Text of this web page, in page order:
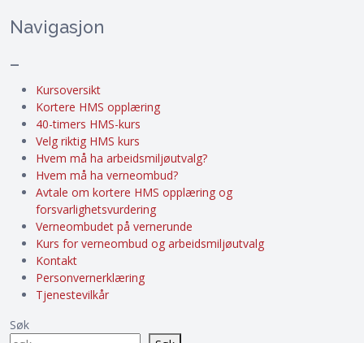
Navigasjon
–
Kursoversikt
Kortere HMS opplæring
40-timers HMS-kurs
Velg riktig HMS kurs
Hvem må ha arbeidsmiljøutvalg?
Hvem må ha verneombud?
Avtale om kortere HMS opplæring og
forsvarlighetsvurdering
Verneombudet på vernerunde
Kurs for verneombud og arbeidsmiljøutvalg
Kontakt
Personvernerklæring
Tjenestevilkår
Søk